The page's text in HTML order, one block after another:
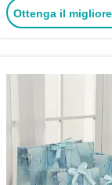
Ottenga il